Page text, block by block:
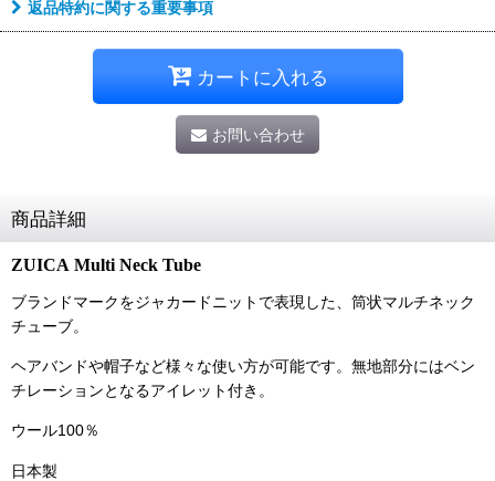
返品特約に関する重要事項
カートに入れる
お問い合わせ
商品詳細
ZUICA Multi Neck Tube
ブランドマークをジャカードニットで表現した、筒状マルチネック
チューブ。
ヘアバンドや帽子など様々な使い方が可能です。無地部分にはベン
チレーションとなるアイレット付き。
ウール100％
日本製